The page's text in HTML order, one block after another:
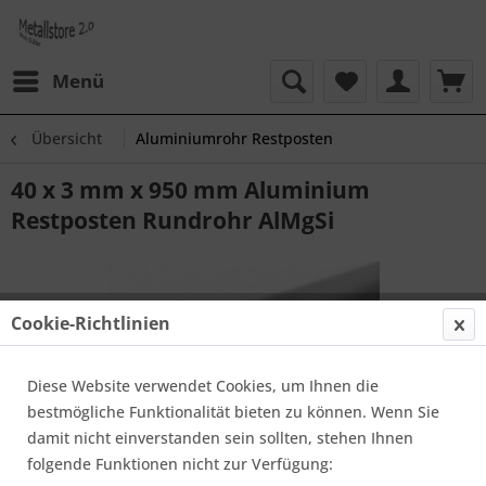
Menü
Übersicht Aluminiumrohr Restposten
40 x 3 mm x 950 mm Aluminium
Restposten Rundrohr AlMgSi
Cookie-Richtlinien
Diese Website verwendet Cookies, um Ihnen die
bestmögliche Funktionalität bieten zu können. Wenn Sie
damit nicht einverstanden sein sollten, stehen Ihnen
folgende Funktionen nicht zur Verfügung: